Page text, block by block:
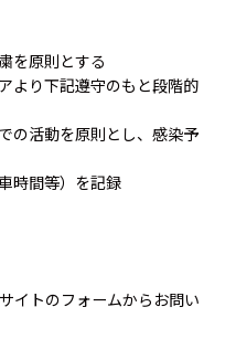
を原則とする
り下記遵守のもと段階的
活動を原則とし、感染予
時間等）を記録
イトのフォームからお問い